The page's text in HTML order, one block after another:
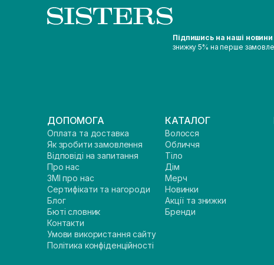
Підпишись на наші новини
знижку 5% на перше
ДОПОМОГА
Оплата та доставка
Як зробити замовлення
Відповіді на запитання
Про нас
ЗМІ про нас
Сертифікати та нагороди
Блог
Бюті словник
Контакти
Умови використання сайту
Політика конфіденційності
КАТАЛОГ
Волосся
Обличчя
Тіло
Дім
Мерч
Новинки
Акції та знижки
Бренди